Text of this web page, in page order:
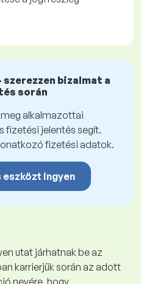
bizalmat a
során
alkalmazottai
fizetési jelentés segít.
fizetési adatok.
eszközt ingyen
utat járhatnak be az
karrierjük során az adott